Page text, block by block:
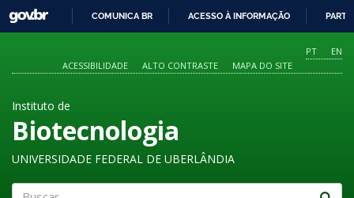
O
CONTEÚDO
GOVBR
COMUNICA BR ACESSO À INFORMAÇÃO
PT
EN
ACESSIBILIDADE
ALTO CONTRASTE MAPA DO SITE
Instituto de
Biotecnologia
UNIVERSIDADE FEDERAL DE UBERLÂNDIA